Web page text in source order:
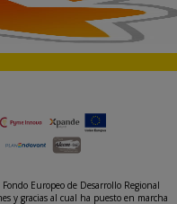
Europeo de Desarrollo Regional
y gracias al cual ha puesto en marcha